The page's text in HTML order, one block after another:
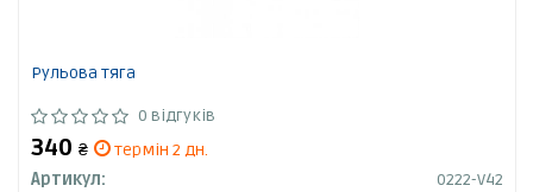
Рульова тяга
0 відгуків
340 ₴
термін 2 дн.
Артикул:
0222-V42